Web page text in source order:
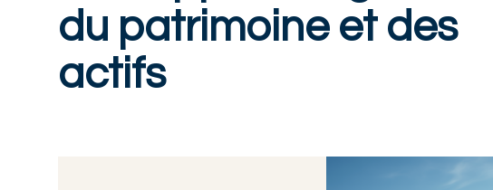
du patrimoine et des
actifs